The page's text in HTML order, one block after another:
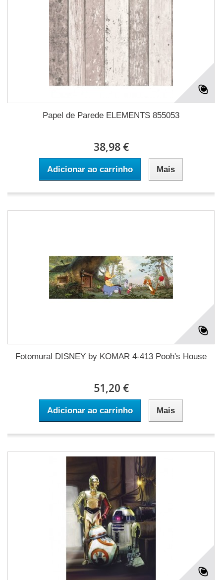
Papel de Parede ELEMENTS 855053
38,98 €
Adicionar ao carrinho Mais
Fotomural DISNEY by KOMAR 4-413 Pooh's House
51,20 €
Adicionar ao carrinho Mais